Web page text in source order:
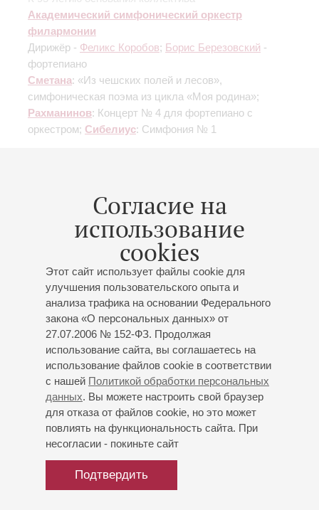
Согласие на
использование
cookies
Этот сайт использует файлы cookie для
улучшения пользовательского опыта и
анализа трафика на основании Федерального
закона «О персональных данных» от
27.07.2006 № 152-ФЗ. Продолжая
использование сайта, вы соглашаетесь на
использование файлов cookie в соответствии
с нашей Политикой обработки персональных
данных. Вы можете настроить свой браузер
для отказа от файлов cookie, но это может
повлиять на функциональность сайта. При
несогласии - покиньте сайт
Подтвердить
Академический симфонический оркестр
филармонии
Дирижёр - Феликс Коробов; Борис Березовский -
фортепиано
Сметана: «Из чешских полей и лесов»,
симфоническая поэма из цикла «Моя родина»;
Рахманинов: Концерт № 4 для фортепиано с
оркестром; Сибелиус: Симфония № 1
марта,2027 20:00,Вс
Дирижер – Александр
Сладковский
Солист – Борис Березовский
Концерт 1-го абонемента «Заслуженный коллектив
России академический симфонический оркестр
филармонии »
Заслуженный коллектив России академический
симфонический оркестр филармонии
Бетховен: Концерт № 5 для фортепиано с
оркестром;Малер: Симфония № 7